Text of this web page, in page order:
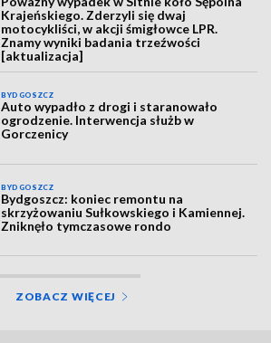
Krajeńskiego. Zderzyli się dwaj
motocykliści, w akcji śmigłowce LPR.
Znamy wyniki badania trzeźwości
[aktualizacja]
BYDGOSZCZ
Auto wypadło z drogi i staranowało
ogrodzenie. Interwencja służb w
Gorczenicy
BYDGOSZCZ
Bydgoszcz: koniec remontu na
skrzyżowaniu Sułkowskiego i Kamiennej.
Zniknęło tymczasowe rondo
ZOBACZ WIĘCEJ